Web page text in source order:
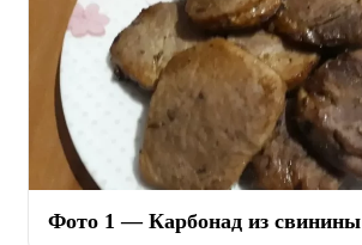
Фото 1 — Карбонад из свинины